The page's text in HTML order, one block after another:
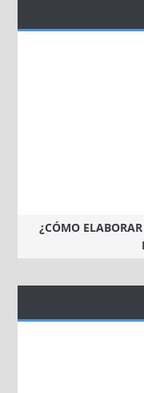
¿CÓMO